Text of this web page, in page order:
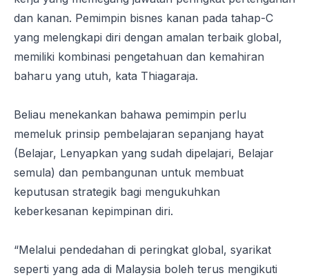
dan kanan. Pemimpin bisnes kanan pada tahap-C
yang melengkapi diri dengan amalan terbaik global,
memiliki kombinasi pengetahuan dan kemahiran
baharu yang utuh, kata Thiagaraja.
Beliau menekankan bahawa pemimpin perlu
memeluk prinsip pembelajaran sepanjang hayat
(Belajar, Lenyapkan yang sudah dipelajari, Belajar
semula) dan pembangunan untuk membuat
keputusan strategik bagi mengukuhkan
keberkesanan kepimpinan diri.
“Melalui pendedahan di peringkat global, syarikat
seperti yang ada di Malaysia boleh terus mengikuti